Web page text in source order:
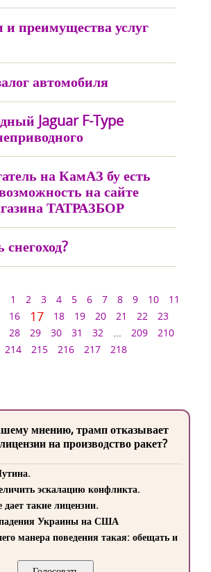
и преимущества услуг
автомобиля
Jaguar F-Type
на КамАЗ бу есть
на сайте
ТАТРАЗБОР
снегоход?
1 2 3 4 5 6 7 8 9 10
11
16 17 18 19 20 21 22
23
28 29 30 31 32 ... 209
210
214 215 216 217
218
мнению, трамп отказывает
на производство ракет?
эскалацию конфликта.
такие лицензии.
Украины на США
манера поведения такая: обещать и